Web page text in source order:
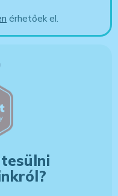
érhetőek el.